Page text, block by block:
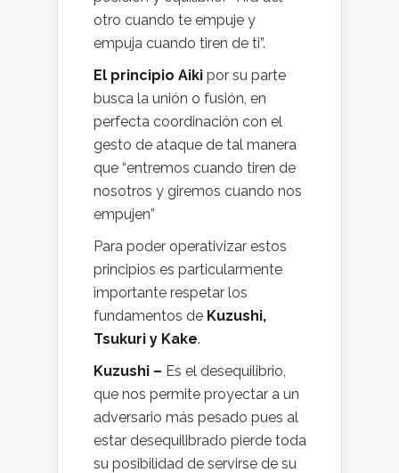
otro cuando te empuje y
empuja cuando tiren de ti”.
El principio Aiki por su parte
busca la unión o fusión, en
perfecta coordinación con el
gesto de ataque de tal manera
que “entremos cuando tiren de
nosotros y giremos cuando nos
empujen”
Para poder operativizar estos
principios es particularmente
importante respetar los
fundamentos de Kuzushi,
Tsukuri y Kake.
Kuzushi – Es el desequilibrio,
que nos permite proyectar a un
adversario más pesado pues al
estar desequilibrado pierde toda
su posibilidad de servirse de su